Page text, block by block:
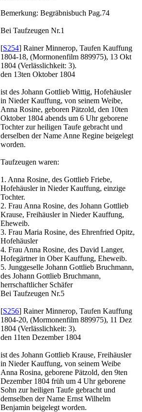
Bemerkung: Begräbnisbuch Pag.74
Bei Taufzeugen Nr.1
[S254] Rainer Minnerop, Taufen Kauffung
1804-18, (Mormonenfilm 889975), 13 Okt
1804 (Verlässlichkeit: 3).
den 13ten Oktober 1804
ist des Johann Gottlieb Wittig, Hofehäusler
in Nieder Kauffung, von seinem Weibe,
Anna Rosine, geboren Pätzold, den 10ten
Oktober 1804 abends um 6 Uhr geborene
Tochter zur heiligen Taufe gebracht und
derselben der Name Anne Regine beigelegt
worden.
Taufzeugen waren:
1. Anna Rosine, des Gottlieb Friebe,
Hofehäusler in Nieder Kauffung, einzige
Tochter.
2. Frau Anna Rosine, des Johann Gottlieb
Krause, Freihäusler in Nieder Kauffung,
Eheweib.
3. Frau Maria Rosine, des Ehrenfried Opitz,
Hofehäusler
4. Frau Anna Rosine, des David Langer,
Hofegärtner in Ober Kauffung, Eheweib.
5. Junggeselle Johann Gottlieb Bruchmann,
des Johann Gottlieb Bruchmann,
herrschaftlicher Schäfer
Bei Taufzeugen Nr.5
[S256] Rainer Minnerop, Taufen Kauffung
1804-20, (Mormonenfilm 889975), 11 Dez
1804 (Verlässlichkeit: 3).
den 11ten Dezember 1804
ist des Johann Gottlieb Krause, Freihäusler
in Nieder Kauffung, von seinem Weibe
Anna Rosina, geborene Pätzold, den 9ten
Dezember 1804 früh um 4 Uhr geborene
Sohn zur heiligen Taufe gebracht und
demselben der Name Ernst Wilhelm
Benjamin beigelegt worden.